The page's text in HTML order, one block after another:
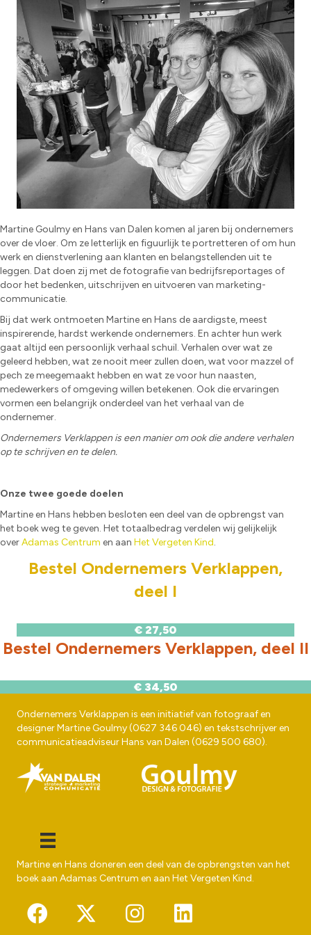
Martine Goulmy en Hans van Dalen komen al jaren bij ondernemers
over de vloer. Om ze letterlijk en figuurlijk te portretteren of om hun
werk en dienstverlening aan klanten en belangstellenden uit te
leggen. Dat doen zij met de fotografie van bedrijfsreportages of
door het bedenken, uitschrijven en uitvoeren van marketing-
communicatie.
Bij dat werk ontmoeten Martine en Hans de aardigste, meest
inspirerende, hardst werkende ondernemers. En achter hun werk
gaat altijd een persoonlijk verhaal schuil. Verhalen over wat ze
geleerd hebben, wat ze nooit meer zullen doen, wat voor mazzel of
pech ze meegemaakt hebben en wat ze voor hun naasten,
medewerkers of omgeving willen betekenen. Ook die ervaringen
vormen een belangrijk onderdeel van het verhaal van de
ondernemer.
Ondernemers Verklappen is een manier om ook die andere verhalen
op te schrijven en te delen.
Onze twee goede doelen
Martine en Hans hebben besloten een deel van de opbrengst van
het boek weg te geven. Het totaalbedrag verdelen wij gelijkelijk
overAdamas Centrum en aan Het Vergeten Kind.
Bestel Ondernemers Verklappen,
deel I
€ 27,50
Bestel Ondernemers Verklappen, deel II
€ 34,50
Ondernemers Verklappen is een initiatief van fotograaf en
designerMartine Goulmy(0627 346 046) en tekstschrijver en
communicatieadviseurHans van Dalen (0629 500 680).
Martine en Hans doneren een deel van de opbrengsten van het
boek aan Adamas Centrum en aan Het Vergeten Kind.